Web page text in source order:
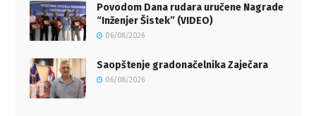
Povodom Dana rudara uručene Nagrade
“Inženjer Šistek” (VIDEO)
06/08/2026
Saopštenje gradonačelnika Zaječara
06/08/2026